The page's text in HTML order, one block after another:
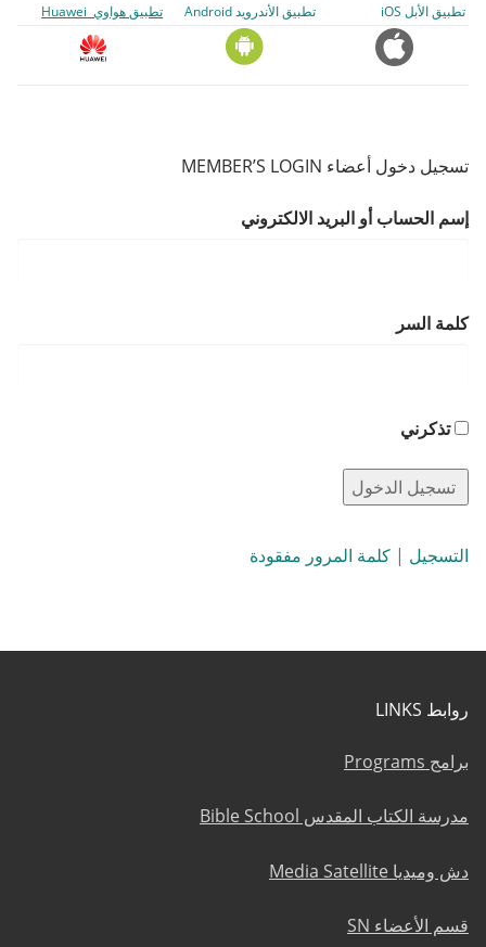
تطبيق الأبل iOS تطبيق الأندرويد Android تطبيق هواوي Huawei
تسجيل دخول أعضاء MEMBER’S LOGIN
إسم الحساب أو البريد الالكتروني
كلمة السر
تذكرني
التسجيل | كلمة المرور مفقودة
روابط LINKS
برامج Programs
مدرسة الكتاب المقدس Bible School
دش وميديا Media Satellite
قسم الأعضاء SN